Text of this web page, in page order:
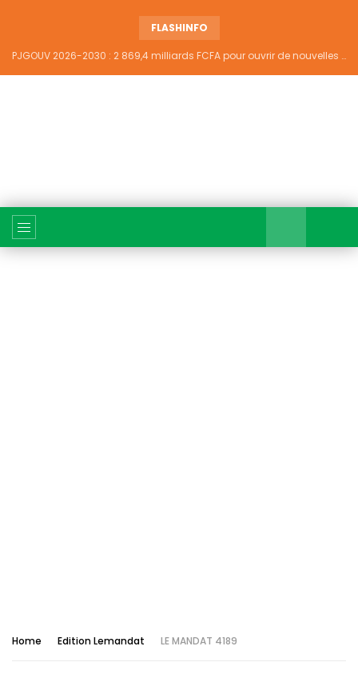
FLASHINFO
PJGOUV 2026-2030 : 2 869,4 milliards FCFA pour ouvrir de nouvelles perspectives à plus de 5,2 millions de jeunes ivoiriens
Home Edition Lemandat LE MANDAT 4189